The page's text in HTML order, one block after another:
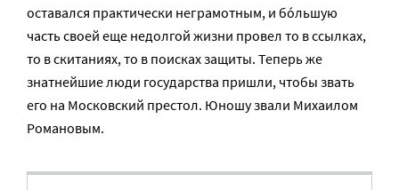
оставался практически неграмотным, и бо́льшую
часть своей еще недолгой жизни провел то в ссылках,
то в скитаниях, то в поисках защиты. Теперь же
знатнейшие люди государства пришли, чтобы звать
его на Московский престол. Юношу звали Михаилом
Романовым.